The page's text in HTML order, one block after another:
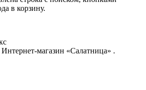
в корзину.